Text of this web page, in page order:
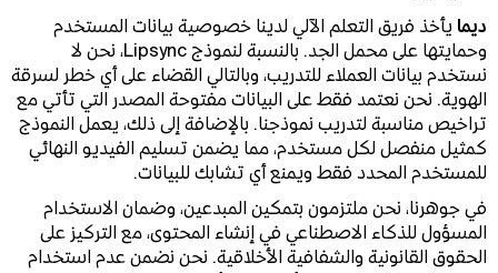
ديمايأخذ فريق التعلم الآلي لدينا خصوصية بيانات المستخدم
وحمايتها على محمل الجد. بالنسبة لنموذج Lipsync، نحن لا
نستخدم بيانات العملاء للتدريب، وبالتالي القضاء على أي خطر لسرقة
الهوية. نحن نعتمد فقط على البيانات مفتوحة المصدر التي تأتي مع
تراخيص مناسبة لتدريب نموذجنا. بالإضافة إلى ذلك، يعمل النموذج
كمثيل منفصل لكل مستخدم، مما يضمن تسليم الفيديو النهائي
للمستخدم المحدد فقط ويمنع أي تشابك للبيانات.
في جوهرنا، نحن ملتزمون بتمكين المبدعين، وضمان الاستخدام
المسؤول للذكاء الاصطناعي في إنشاء المحتوى، مع التركيز على
الحقوق القانونية والشفافية الأخلاقية. نحن نضمن عدم استخدام